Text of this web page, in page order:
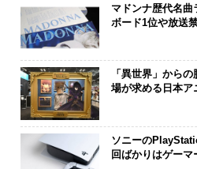
マドンナ歴代名曲
ボード1位や放送
「異世界」から
場が求める日本ア
ソニーの
回ばかりはゲー